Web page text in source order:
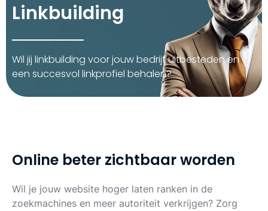
Linkbuilding
Wil jij linkbuilding voorjouwbedrijfuitbestedenen
een succesvol linkprofiel behalen?
Online beter zichtbaarworden
Wil je jouw website hoger laten ranken in de
zoekmachines en meer autoriteit verkrijgen? Zorg